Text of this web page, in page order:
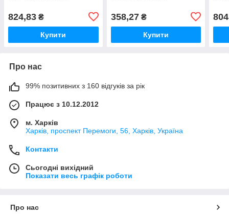
824,83 ₴
Купити
358,27₴
Купити
Про нас
99% позитивних з 160 відгуків за рік
Працює з 10.12.2012
м. Харків
Харків, проспект Перемоги, 56, Харків, Україна
Контакти
Сьогодні вихідний
Показати весь графік роботи
Про нас